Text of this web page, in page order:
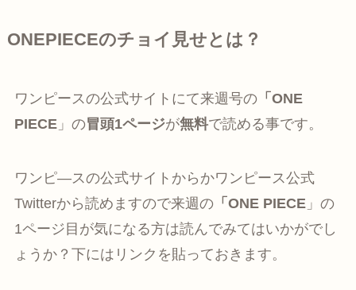
ONEPIECEのチョイ見せとは？
ワンピースの公式サイトにて来週号の 「ONE
PIECE」の冒頭1ページが無料で読める事です。
ワンピ―スの公式サイトからかワンピース公式
Twitterから読めますので来週の 「ONE PIECE」の
1ページ目が気になる方は読んでみてはいかがでし
ょうか？下にはリンクを貼っておきます。